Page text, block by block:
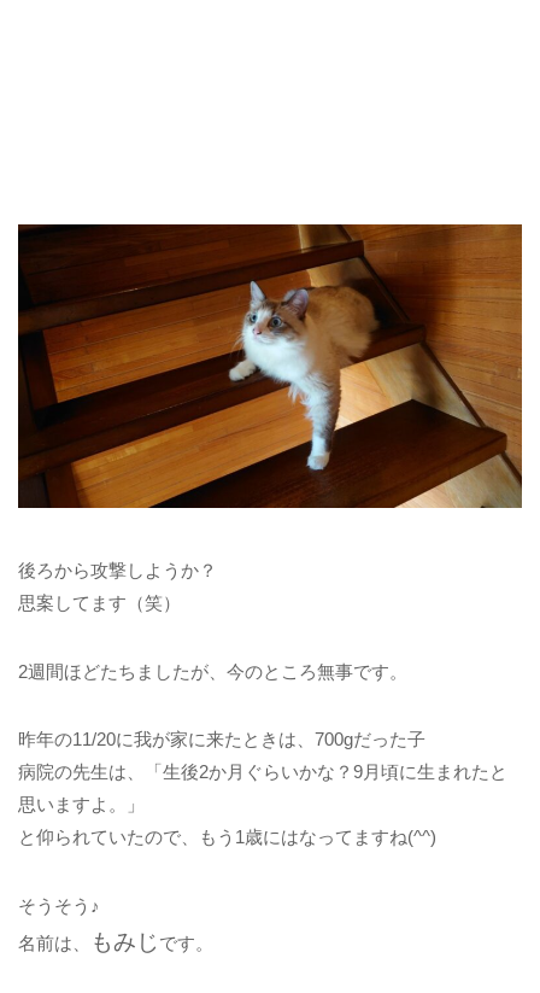
後ろから攻撃しようか？
思案してます（笑）
2週間ほどたちましたが、今のところ無事です。
昨年の11/20に我が家に来たときは、700gだった子
病院の先生は、「生後2か月ぐらいかな？9月頃に生まれたと
思いますよ。」
と仰られていたので、もう1歳にはなってますね(^^)
そうそう♪
名前は、
もみじ です。